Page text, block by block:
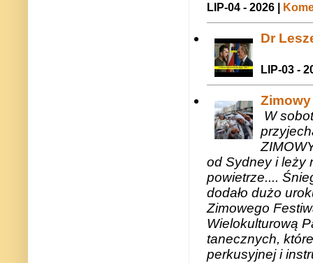
LIP-04 - 2026 |
Dr
LIP-03 -
W
od Sydney i leży
powietrze....
dodało dużo
Zimowego
Wielokulturową
tanecznych,
perkusyjnej i